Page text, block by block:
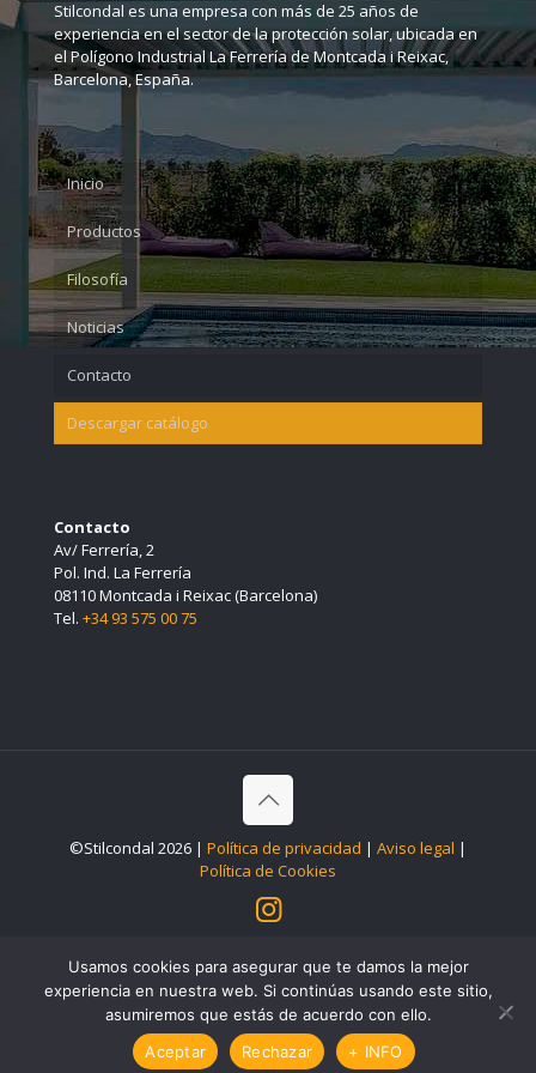
Mosquitera Plisada
Mosquitera plisada XL
Mosquitera flexa
Mosquitera Practicable
Rollos tela mosquitera
Accesorios mosquitera
C-15 PVC
Phalsol
Grad panel 80
Grad panel 120
Stilcondal es una empresa con más de 25 años de
experiencia en el sector de la protección solar, ubicada en
el Polígono Industrial La Ferrería de Montcada i Reixac,
Barcelona, España.
Inicio
Productos
Filosofía
Noticias
Contacto
Descargar catálogo
Contacto
Av/ Ferrería, 2
Pol. Ind. La Ferrería
08110 Montcada i Reixac (Barcelona)
Tel. +34 93 575 00 75
©Stilcondal 2026 | Política de privacidad | Aviso legal |
Política de Cookies
Usamos cookies para asegurar que te damos la mejor
experiencia en nuestra web. Si continúas usando este sitio,
asumiremos que estás de acuerdo con ello.
Aceptar
Rechazar + INFO